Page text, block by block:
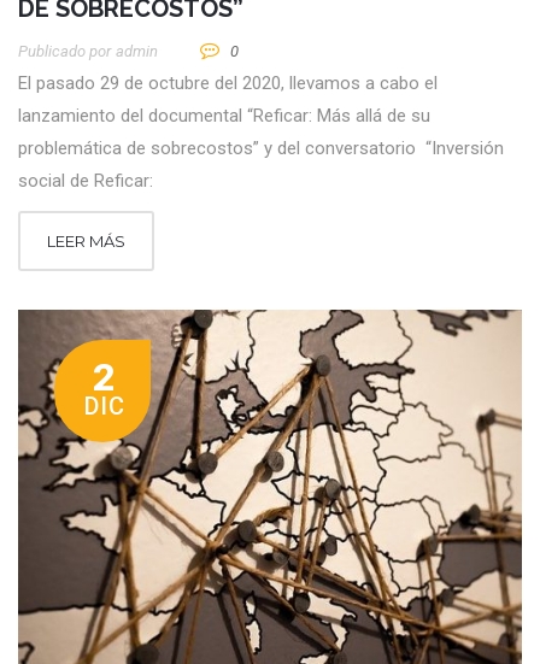
DE SOBRECOSTOS”
Publicado por Admin 0
El pasado 29 de octubre del 2020, llevamos a cabo el
lanzamiento del documental “Reficar: Más allá de su
problemática de sobrecostos” y del conversatorio “Inversión
social de Reficar:
LEER MÁS
2
DIC